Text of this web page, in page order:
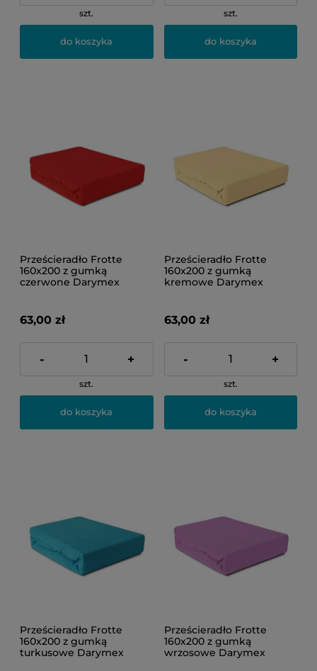
szt.
do koszyka
szt.
do koszyka
Prześcieradło Frotte
160x200 z gumką
czerwone Darymex
63,00 zł
- +
szt.
do koszyka
Prześcieradło Frotte
160x200 z gumką
kremowe Darymex
63,00 zł
- +
szt.
do koszyka
Prześcieradło Frotte
160x200 z gumką
turkusowe Darymex
Prześcieradło Frotte
160x200 z gumką
wrzosowe Darymex